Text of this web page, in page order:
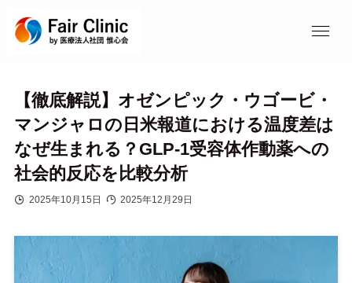
【徹底解説】オゼンピック・ウゴービ・
マンジャロの日米報道における温度差は
なぜ生まれる？GLP-1受容体作動薬への
社会的反応を比較分析
2025年10月15日 2025年12月29日